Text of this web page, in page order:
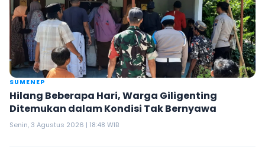
SUMENEP
Hilang Beberapa Hari, Warga Giligenting
Ditemukan dalam Kondisi Tak Bernyawa
Senin, 3 Agustus 2026 | 18:48 WIB